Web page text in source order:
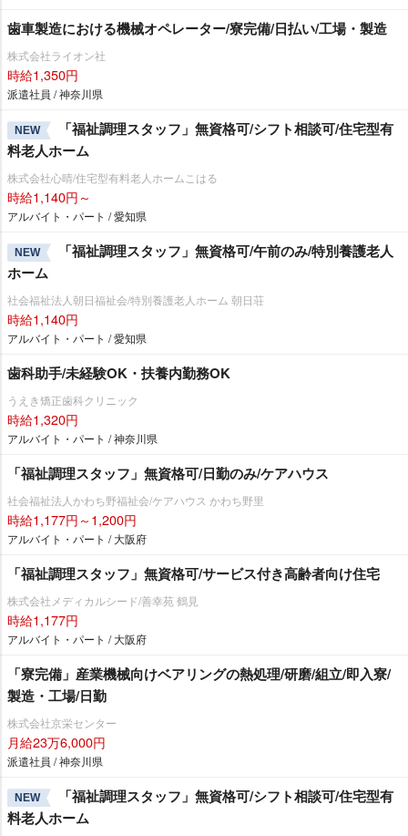
歯車製造における機械オペレーター/寮完備/日払い/工場・製造
株式会社ライオン社
時給1,350円
派遣社員 / 神奈川県
NEW
「福祉調理スタッフ」無資格可/シフト相談可/住宅型有
料老人ホーム
株式会社心晴/住宅型有料老人ホームこはる
時給1,140円～
アルバイト・パート / 愛知県
NEW
「福祉調理スタッフ」無資格可/午前のみ/特別養護老人
ホーム
社会福祉法人朝日福祉会/特別養護老人ホーム 朝日荘
時給1,140円
アルバイト・パート / 愛知県
歯科助手/未経験OK・扶養内勤務OK
うえき矯正歯科クリニック
時給1,320円
アルバイト・パート / 神奈川県
「福祉調理スタッフ」無資格可/日勤のみ/ケアハウス
社会福祉法人かわち野福祉会/ケアハウス かわち野里
時給1,177円～1,200円
アルバイト・パート / 大阪府
「福祉調理スタッフ」無資格可/サービス付き高齢者向け住宅
株式会社メディカルシード/善幸苑 鶴見
時給1,177円
アルバイト・パート / 大阪府
「寮完備」産業機械向けベアリングの熱処理/研磨/組立/即入寮/
製造・工場/日勤
株式会社京栄センター
月給23万6,000円
派遣社員 / 神奈川県
NEW
「福祉調理スタッフ」無資格可/シフト相談可/住宅型有
料老人ホーム